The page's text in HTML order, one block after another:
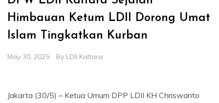
Himbauan Ketum LDII Dorong Umat
Islam Tingkatkan Kurban
May 30, 2025 By LDII Kaltara
Jakarta (30/5) – Ketua Umum DPP LDII KH Chriswanto